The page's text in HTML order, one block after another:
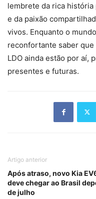
lembrete da rica
e da paixão
vivos. Enquanto o
reconfortante saber
LDO ainda estão por aí,
presentes e futuras.
Artigo anterior
Após atraso, novo Kia
deve chegar ao Brasil
de julho